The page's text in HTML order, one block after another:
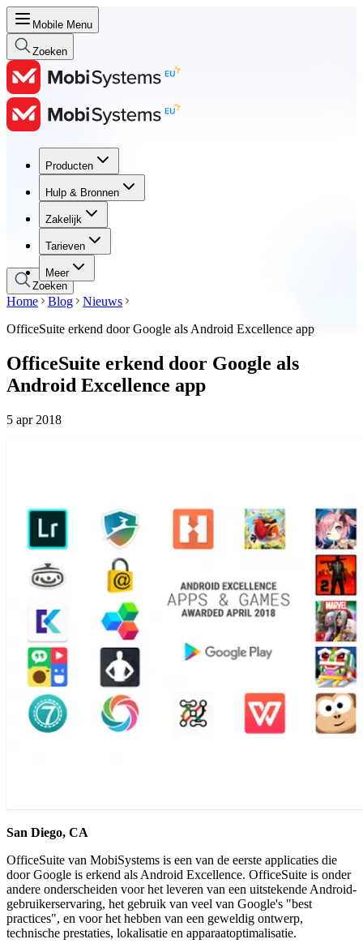
Mobile Menu
Zoeken
Producten
Hulp & Bronnen
Zakelijk
Tarieven
Meer
Producten
Hulp & Bronnen
Zakelijk
Tarieven
Zoeken
Home Blog
Nieuws
OfficeSuite erkend door Google als Android Excellence app
OfficeSuite erkend door Google als
Android Excellence app
5 apr 2018
San Diego, CA
OfficeSuite van MobiSystems is een van de eerste applicaties die
door Google is erkend als Android Excellence. OfficeSuite is onder
andere onderscheiden voor het leveren van een uitstekende Android-
gebruikerservaring, het gebruik van veel van Google's "best
practices", en voor het hebben van een geweldig ontwerp,
technische prestaties, lokalisatie en apparaatoptimalisatie.